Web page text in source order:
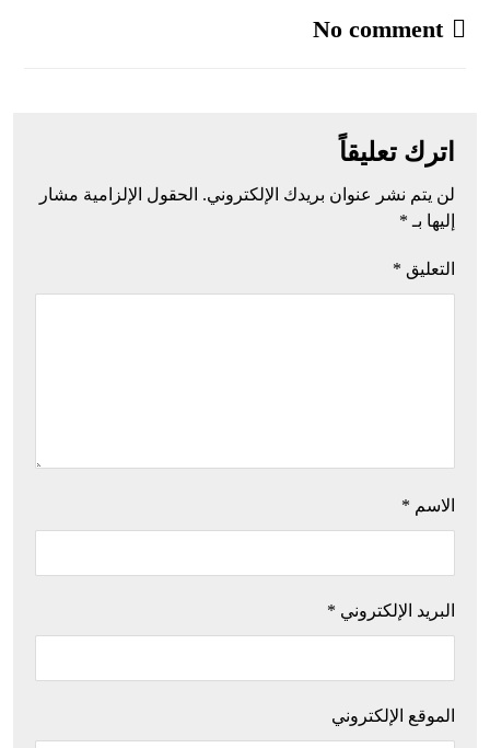
No comment
اترك تعليقاً
لن يتم نشر عنوان بريدك الإلكتروني. الحقول الإلزامية مشار
إليها بـ *
التعليق *
الاسم *
البريد الإلكتروني *
الموقع الإلكتروني